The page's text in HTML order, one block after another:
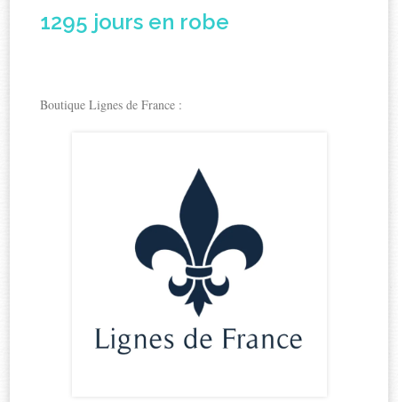
1295 jours en robe
Boutique Lignes de France :